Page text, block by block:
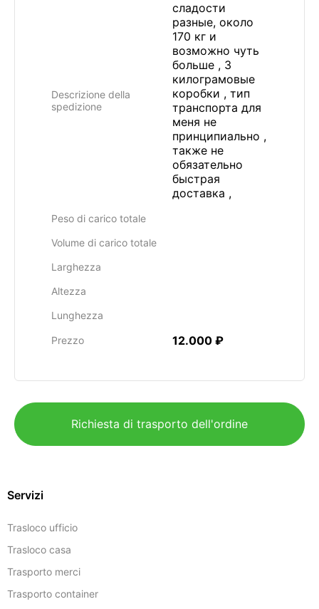
Descrizione della
spedizione
сладости
разные, около
170 кг и
возможно чуть
больше , 3
килограмовые
коробки , тип
транспорта для
меня не
принципиально ,
также не
обязательно
быстрая
доставка ,
Peso di carico totale
Volume di carico totale
Larghezza
Altezza
Lunghezza
Prezzo 12.000 ₽
Richiesta di trasporto dell'ordine
Servizi
Trasloco ufficio
Trasloco casa
Trasporto merci
Trasporto container